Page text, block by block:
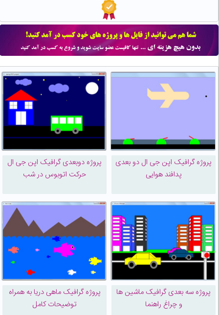
پروژه گرافیک اپن جی ال دو بعدی
پدافند هوایی
پروژه دوبعدی گرافیک اپن جی ال
حرکت اتوبوس در شب
پروژه سه بعدی گرافیک ماشین ها
و چراغ راهنما
پروژه گرافیک ماهی دریا به همراه
توضیحات کامل